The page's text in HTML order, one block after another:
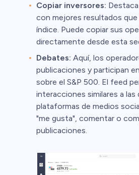
Copiar inversores:
con mejores resultados
índice. Puede copiar sus
directamente desde esta
Debates: Aquí, los
publicaciones y participan
sobre el S&P 500. El feed
interacciones similares a las
plataformas de medios
"me gusta", comentar o
publicaciones.